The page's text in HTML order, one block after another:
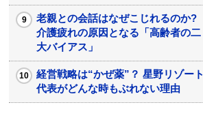
老親との会話はなぜこじれるのか?
介護疲れの原因となる「高齢者の二
大バイアス」
経営戦略は“かぜ薬”？ 星野リゾート
代表がどんな時もぶれない理由